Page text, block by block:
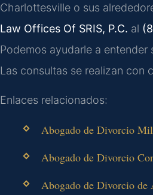
Charlottesville o sus
Law Offices Of SRIS, P.C. al
Podemos ayudarle a entender
Las consultas se realizan con
Enlaces relacionados:
Abogado de Divorcio
Abogado de Divorcio
Abogado de Divorcio de